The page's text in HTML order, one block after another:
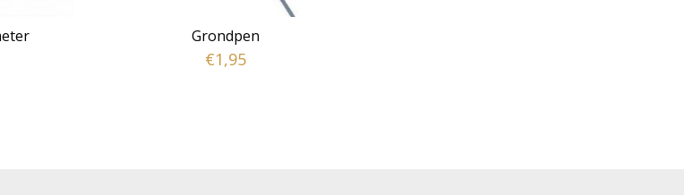
Grondpen
€1,95